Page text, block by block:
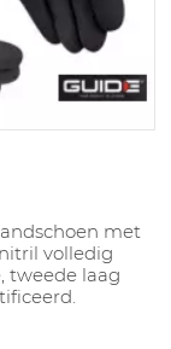
met
volledig
tweede laag